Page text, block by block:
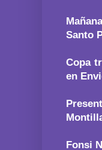
Santo
Copa
en
Fonsi